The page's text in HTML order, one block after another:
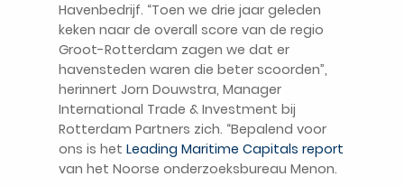
Havenbedrijf. “Toen we drie jaar geleden
keken naar de overall score van de regio
Groot-Rotterdam zagen we dat er
havensteden waren die beter scoorden”,
herinnert Jorn Douwstra, Manager
International Trade & Investment bij
Rotterdam Partners zich. “Bepalend voor
ons is het Leading Maritime Capitals report
van het Noorse onderzoeksbureau Menon.